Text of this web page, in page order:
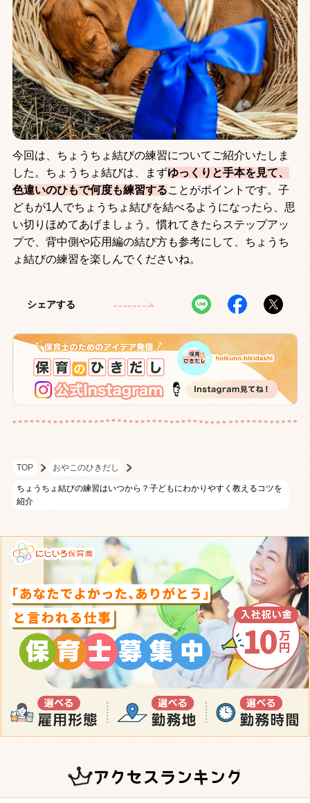
今回は、ちょうちょ結びの練習についてご紹介いたしま
した。ちょうちょ結びは、まずゆっくりと手本を見て、
色違いのひもで何度も練習することがポイントです。子
どもが1 人でちょうちょ結びを結べるようになったら、思
い切りほめてあげましょう。慣れてきたらステップアッ
プで、背中側や応用編の結び方も参考にして、ちょうち
ょ結びの練習を楽しんでくださいね。
シェアする
TOP おやこのひきだし
ちょうちょ結びの練習はいつから？子どもにわかりやすく教えるコツを
紹介
アクセスランキング